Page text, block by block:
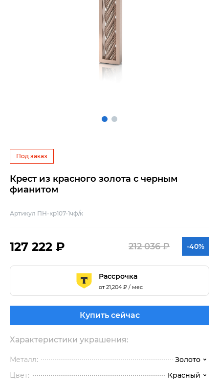
Под заказ
Крест из красного золота с черным
фианитом
Артикул ПН-кр107-1чф/к
127 222 ₽ 212 036 ₽ -40%
Рассрочка
от21,204 ₽ / мес
Купить сейчас
Характеристики украшения:
Металл:
Золото
Цвет:
Красный